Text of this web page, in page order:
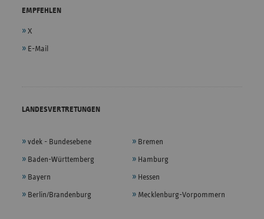
EMPFEHLEN
X
E-Mail
LANDESVERTRETUNGEN
vdek - Bundesebene
Baden-Württemberg
Bayern
Berlin/Brandenburg
Bremen
Hamburg
Hessen
Mecklenburg-Vorpommern